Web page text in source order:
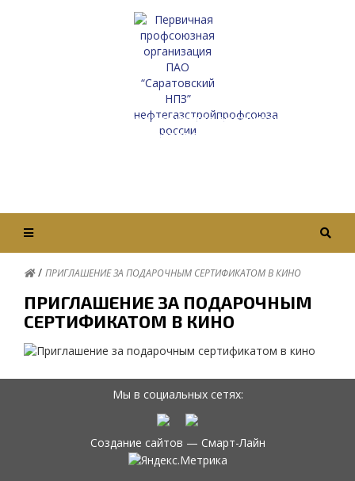
Первичная профсоюзная организация
ПАО “Саратовский НПЗ”
/ ПРИГЛАШЕНИЕ ЗА ПОДАРОЧНЫМ СЕРТИФИКАТОМ В КИНО
ПРИГЛАШЕНИЕ ЗА ПОДАРОЧНЫМ
СЕРТИФИКАТОМ В КИНО
Мы в социальных сетях:
Создание сайтов — Смарт-Лайн